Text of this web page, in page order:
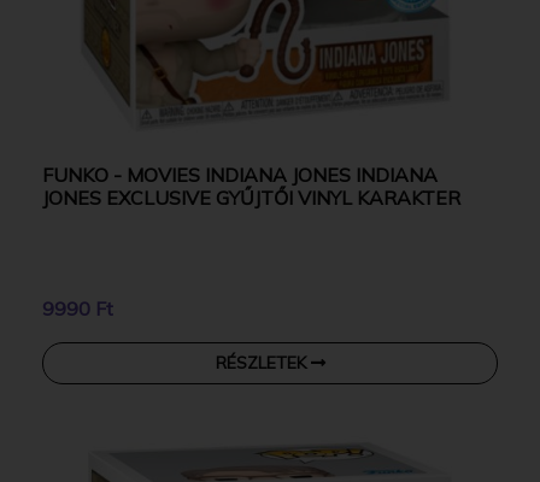
FUNKO - MOVIES INDIANA JONES INDIANA
JONES EXCLUSIVE GYŰJTŐI VINYL KARAKTER
9990 Ft
RÉSZLETEK